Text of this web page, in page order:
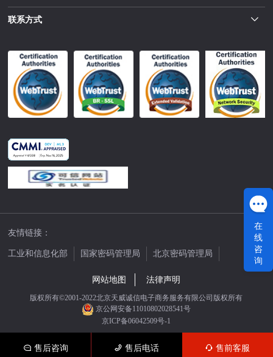
联系方式
友情链接：
工业和信息化部 国家密码管理局
北京密码管理局
网站地图
法律声明
版权所有©2001-2022北京天威诚信电子商务服务有限公司版权所有
京公网安备11010802028541号
京ICP备06042509号-1
售后咨询 售后电话 售前客服
在
线
咨
询